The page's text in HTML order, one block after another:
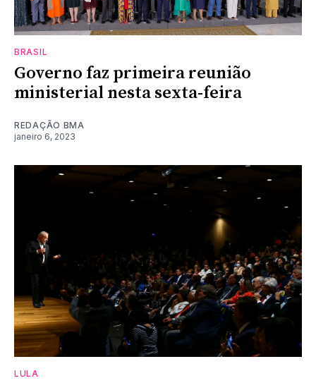
BRASIL
Governo faz primeira reunião
ministerial nesta sexta-feira
REDAÇÃO BMA
janeiro 6, 2023
LULA